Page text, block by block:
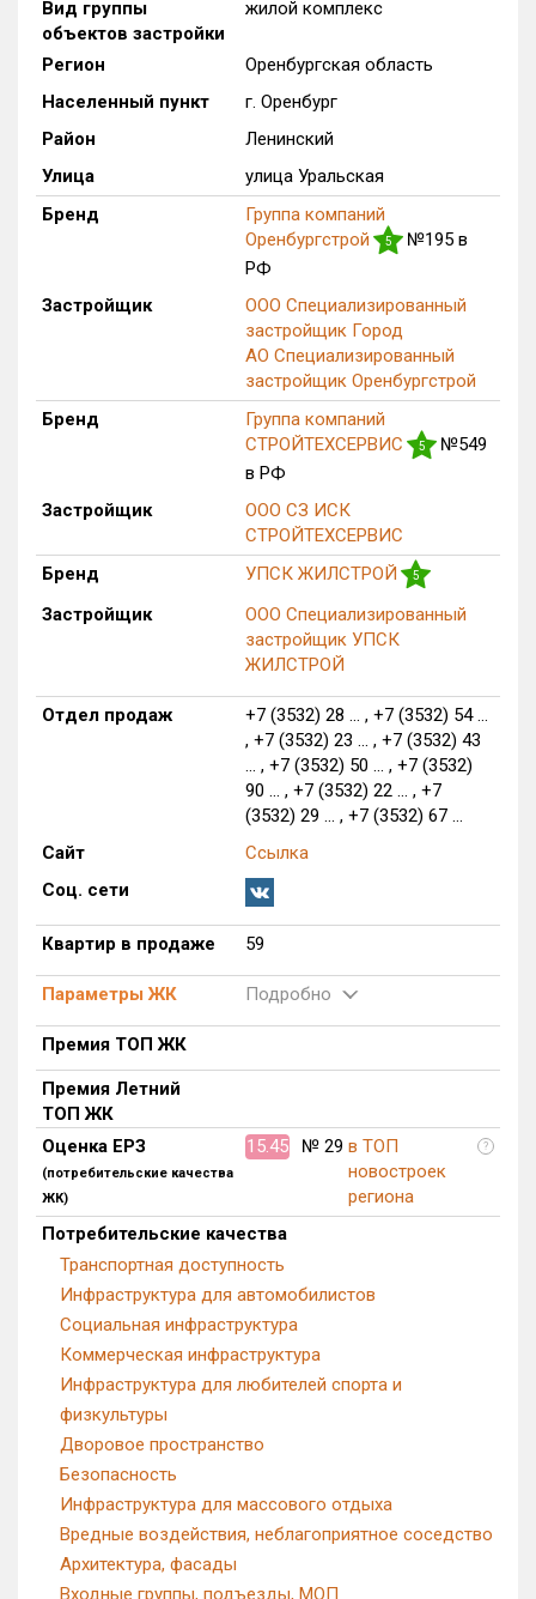
Оценка ЕРЗ ЖК
от до
Рейтинг ЕРЗ
Жилых комплексов
1 из 159
0 из 48
Поселков таунхаусов
0 из 1
Квартир, апартаментов,
59 из 2 308
Вид группы
объектов застройки
жилой комплекс
Регион
Оренбургская область
Населенный пункт
г. Оренбург
Район
Ленинский
Улица
улица Уральская
Бренд
Группа компаний
Оренбургстрой
5
№195 в
РФ
Застройщик
ООО Специализированный
застройщик Город
АО Специализированный
застройщик Оренбургстрой
Бренд
Группа компаний
СТРОЙТЕХСЕРВИС
5
№549
в РФ
Застройщик
ООО СЗ ИСК
СТРОЙТЕХСЕРВИС
Бренд
УПСК ЖИЛСТРОЙ 5
Застройщик
ООО Специализированный
застройщик УПСК
ЖИЛСТРОЙ
Отдел продаж
+7 (3532) 28 ... , +7 (3532) 54 ...
, +7 (3532) 23 ... , +7 (3532) 43
... , +7 (3532) 50 ... , +7 (3532)
90 ... , +7 (3532) 22 ... , +7
(3532) 29 ... , +7 (3532) 67 ...
Сайт
Ссылка
Соц. сети
Квартир в продаже 59
Параметры ЖК Подробно
Премия ТОП ЖК
Премия Летний
ТОП ЖК
Оценка ЕРЗ
(потребительские качества
ЖК)
15.45 № 29 в ТОП
новостроек
региона
?
Потребительские качества
Транспортная доступность
Инфраструктура для автомобилистов
Социальная инфраструктура
Коммерческая инфраструктура
Инфраструктура для любителей спорта и
физкультуры
Дворовое пространство
Безопасность
Инфраструктура для массового отдыха
Вредные воздействия, неблагоприятное соседство
Архитектура, фасады
Входные группы, подъезды, МОП